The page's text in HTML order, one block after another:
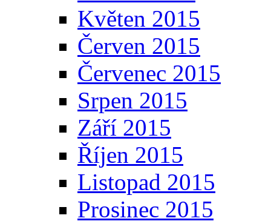
Květen 2015
Červen 2015
Červenec 2015
Srpen 2015
Září 2015
Říjen 2015
Listopad 2015
Prosinec 2015